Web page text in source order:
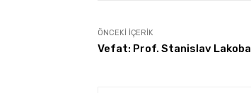
ÖNCEKI İÇERIK
Vefat: Prof. Stanislav Lakoba